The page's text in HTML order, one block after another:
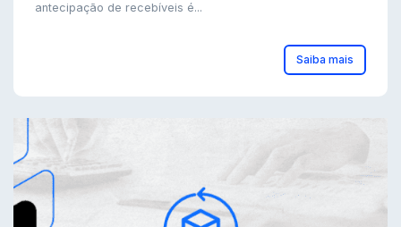
antecipação de recebíveis é...
Saiba mais